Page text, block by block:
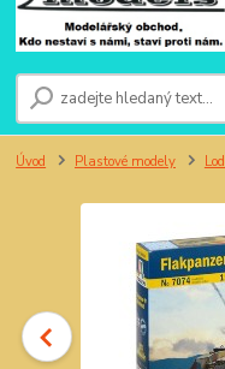
Úvod Plastové modely